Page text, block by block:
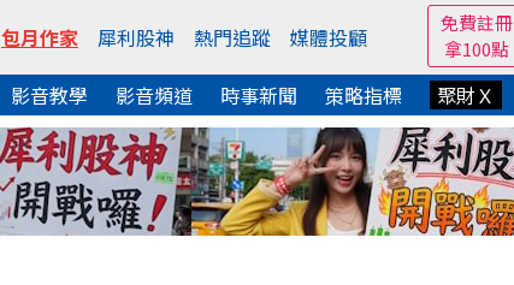
包月作家 犀利股神 熱門追蹤 媒體投顧
免費註冊
拿100點
影音教學 影音頻道 時事新聞 策略指標 聚財Ｘ